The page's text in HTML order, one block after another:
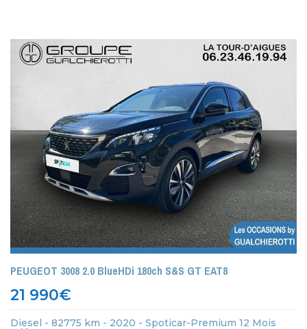
PEUGEOT 3008 2.0 BlueHDi 180ch S&S GT EAT8
21 990€
Diesel - 82775 km - 2020 - Spoticar-Premium 12 Mois